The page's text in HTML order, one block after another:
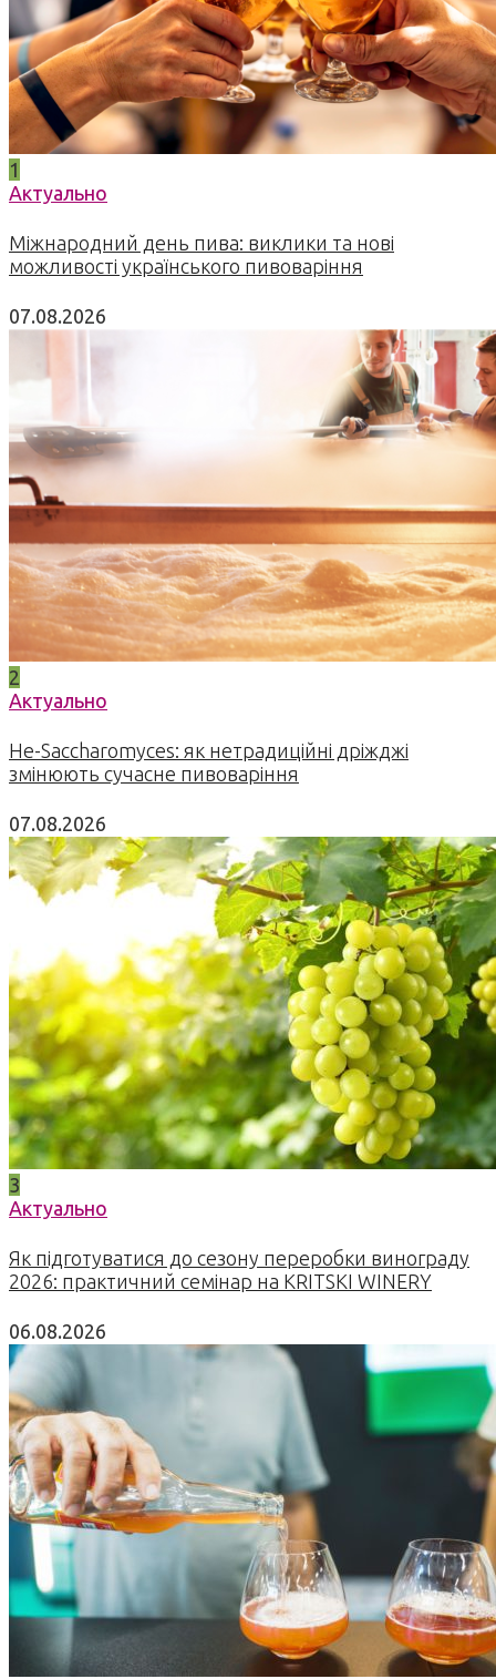
1
Актуально
Міжнародний день пива: виклики та нові
можливості українського пивоваріння
07.08.2026
2
Актуально
Не-Saccharomyces: як нетрадиційні дріжджі
змінюють сучасне пивоваріння
07.08.2026
3
Актуально
Як підготуватися до сезону переробки винограду
2026: практичний семінар на KRITSKI WINERY
06.08.2026